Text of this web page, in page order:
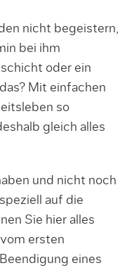
nicht begeistern,
bei ihm
oder ein
Mit einfachen
so
gleich alles
und nicht noch
auf die
Sie hier alles
ersten
eines